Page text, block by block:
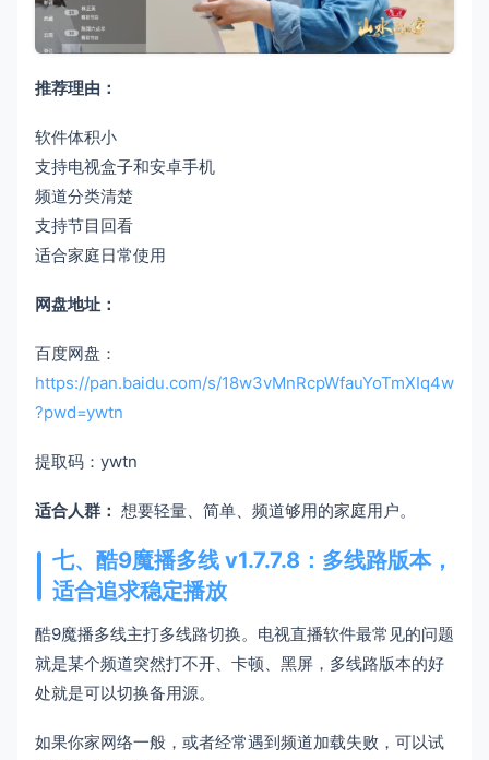
推荐理由：
软件体积小
支持电视盒子和安卓手机
频道分类清楚
支持节目回看
适合家庭日常使用
网盘地址：
百度网盘：
https://pan.baidu.com/s/18w3vMnRcpWfauYoTmXIq4w
?pwd=ywtn
提取码：ywtn
适合人群： 想要轻量、简单、频道够用的家庭用户。
七、酷9魔播多线 v1.7.7.8：多线路版本，
适合追求稳定播放
酷9魔播多线主打多线路切换。电视直播软件最常见的问题
就是某个频道突然打不开、卡顿、黑屏，多线路版本的好
处就是可以切换备用源。
如果你家网络一般，或者经常遇到频道加载失败，可以试